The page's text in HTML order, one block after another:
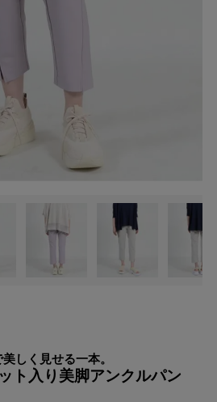
しく見せる一本。
ト入り美脚アンクルパン